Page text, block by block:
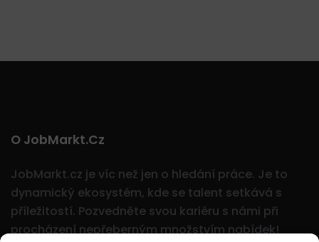
O JobMarkt.cz
JobMarkt.cz je víc než jen o hledání práce. Je to
dynamický ekosystém, kde se talent setkává s
příležitostí. Pozvedněte svou kariéru s námi při
procházení nepřeberným množstvím nabídek!